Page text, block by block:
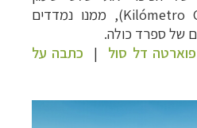
Kilómetro), ממנו נמדדים
של ספרד כולה.
דל סול | כתבה על